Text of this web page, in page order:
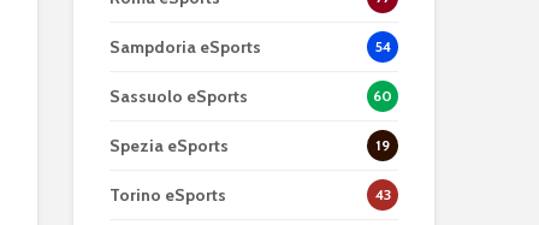
Sampdoria eSports 54
Sassuolo eSports 60
Spezia eSports 19
Torino eSports 43